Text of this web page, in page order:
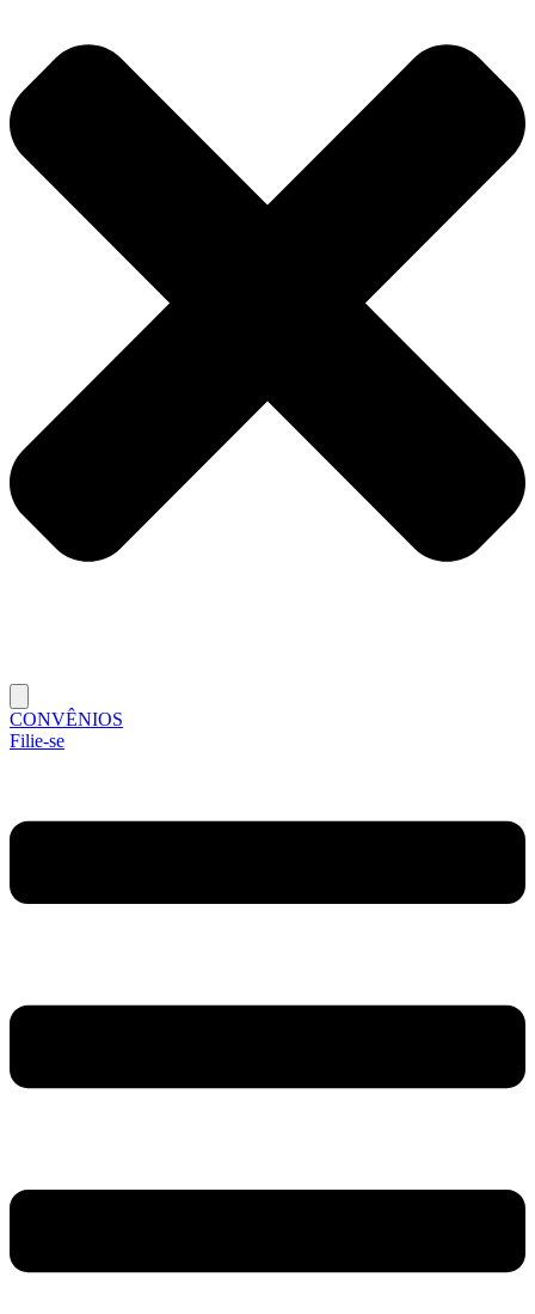
CONVÊNIOS
Filie-se